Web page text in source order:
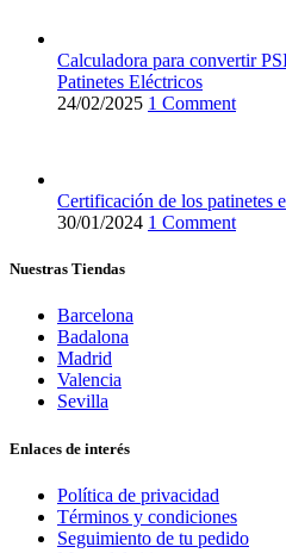
Calculadora para convertir
Patinetes Eléctricos
24/02/2025 1 Comment
Certificación de los patinetes
30/01/2024 1 Comment
Nuestras Tiendas
Barcelona
Badalona
Madrid
Valencia
Sevilla
Enlaces de interés
Política de privacidad
Términos y condiciones
Seguimiento de tu pedido